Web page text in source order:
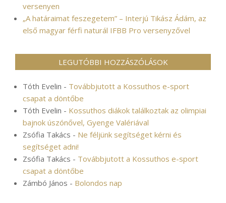
versenyen
„A határaimat feszegetem” – Interjú Tikász Ádám, az
első magyar férfi naturál IFBB Pro versenyzővel
LEGUTÓBBI HOZZÁSZÓLÁSOK
Tóth Evelin - Továbbjutott a Kossuthos e-sport
csapat a döntőbe
Tóth Evelin - Kossuthos diákok találkoztak az olimpiai
bajnok úszónővel, Gyenge Valériával
Zsófia Takács - Ne féljünk segítséget kérni és
segítséget adni!
Zsófia Takács - Továbbjutott a Kossuthos e-sport
csapat a döntőbe
Zámbó János - Bolondos nap